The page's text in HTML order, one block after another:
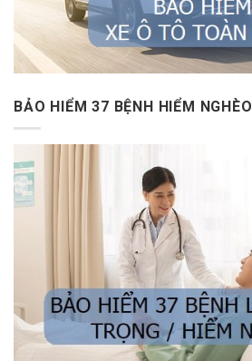
BẢO HIỂM 37 BỆNH HIỂM NGHÈO